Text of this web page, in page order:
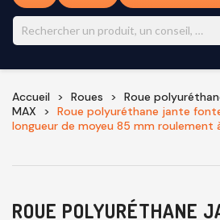
Accueil Roues
Roue
MAX
Roue polyuréthane jante
longueur de moyeu 85 mm roulement
ROUE POLYURÉTHANE